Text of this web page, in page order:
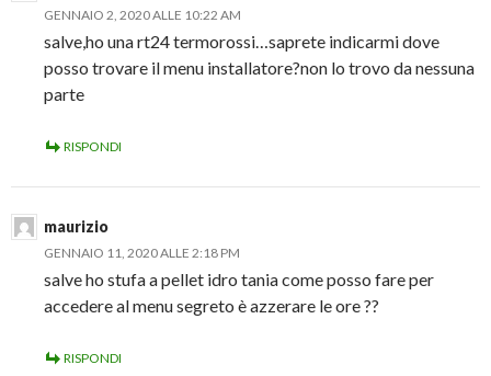
GENNAIO 2, 2020 ALLE 10:22 AM
salve,ho una rt24 termorossi…saprete indicarmi dove
posso trovare il menu installatore?non lo trovo da nessuna
parte
RISPONDI
maurizio
GENNAIO 11, 2020 ALLE 2:18 PM
salve ho stufa a pellet idro tania come posso fare per
accedere al menu segreto è azzerare le ore ??
RISPONDI